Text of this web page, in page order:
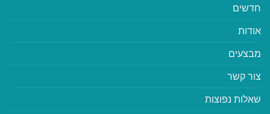
חדשים
אודות
מבצעים
צור קשר
שאלות נפוצות